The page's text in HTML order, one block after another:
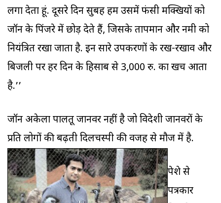
लगा देता हूं. दूसरे दिन सुबह हम उसमें फंसी मक्खियों को
जॉन के पिंजरे में छोड़ देते हैं, जिसके तापमान और नमी को
नियंत्रित रखा जाता है. इन सारे उपकरणों के रख-रखाव और
बिजली पर हर दिन के हिसाब से 3,000 रु. का खर्च आता
है.’’
जॉन अकेला पालतू जानवर नहीं है जो विदेशी जानवरों के
प्रति लोगों की बढ़ती दिलचस्पी की वजह से मौज में है.
पेशे से
पत्रकार